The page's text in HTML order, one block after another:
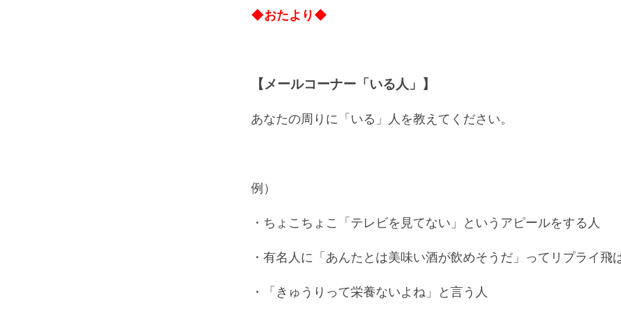
◆おたより◆
【メールコーナー「いる人」】
あなたの周りに「いる」人を教えてください。
例）
・ちょこちょこ「テレビを見てない」というアピールをする人
・有名人に「あんたとは美味い酒が飲めそうだ」ってリプライ飛
・「きゅうりって栄養ないよね」と言う人